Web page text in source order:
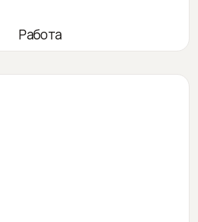
Работа